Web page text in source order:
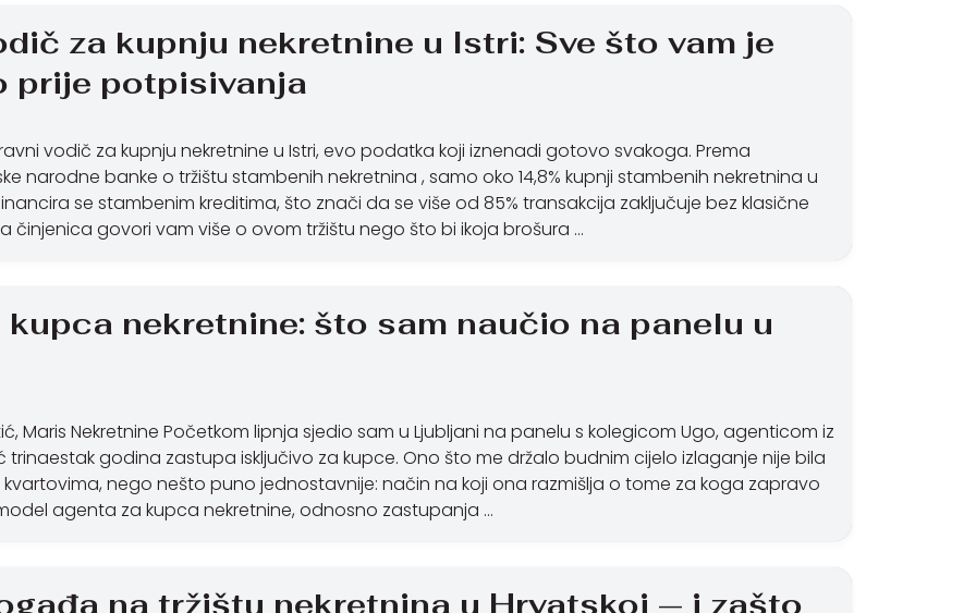
za kupnju nekretnine u Istri: Sve što vam je
prije potpisivanja
vodič za kupnju nekretnine u Istri, evo podatka koji iznenadi gotovo svakoga. Prema
narodne banke o tržištu stambenih nekretnina , samo oko 14,8% kupnji stambenih nekretnina u
se stambenim kreditima, što znači da se više od 85% transakcija zaključuje bez klasične
činjenica govori vam više o ovom tržištu nego što bi ikoja brošura …
kupca nekretnine: što sam naučio na panelu u
Maris Nekretnine Početkom lipnja sjedio sam u Ljubljani na panelu s kolegicom Ugo, agenticom iz
trinaestak godina zastupa isključivo za kupce. Ono što me držalo budnim cijelo izlaganje nije bila
kvartovima, nego nešto puno jednostavnije: način na koji ona razmišlja o tome za koga zapravo
agenta za kupca nekretnine, odnosno zastupanja …
na tržištu nekretnina u Hrvatskoj — i zašto